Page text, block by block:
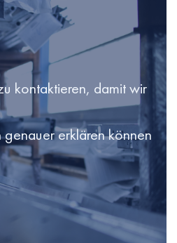
kontaktieren, damit wir
genauer erklären können